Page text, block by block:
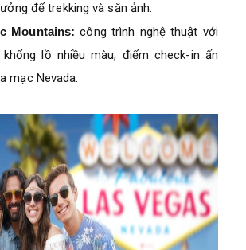
để trekking và săn ảnh.
Mountains: công trình nghệ thuật với
lồ nhiều màu, điểm check-in ấn
mạc Nevada.